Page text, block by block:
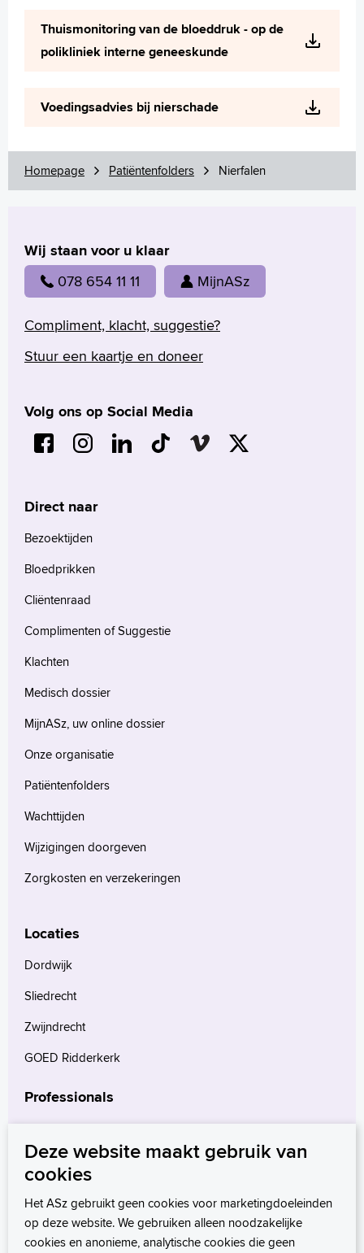
Thuismonitoring van de bloeddruk - op de
polikliniek interne geneeskunde
Voedingsadvies bij nierschade
Homepage Patiëntenfolders Nierfalen
Wij staan voor u klaar
078 654 11 11 MijnASz
Compliment, klacht, suggestie?
Stuur een kaartje en doneer
Volg ons op Social Media
Direct naar
Bezoektijden
Bloedprikken
Cliëntenraad
Complimenten of Suggestie
Klachten
Medisch dossier
MijnASz, uw online dossier
Onze organisatie
Patiëntenfolders
Wachttijden
Wijzigingen doorgeven
Zorgkosten en verzekeringen
Locaties
Dordwijk
Sliedrecht
Zwijndrecht
GOED Ridderkerk
Professionals
Verwijzers
Wetenschappelijk onderzoek
Deze website maakt gebruik van
cookies
Het ASz gebruikt geen cookies voor marketingdoeleinden
op deze website. We gebruiken alleen noodzakelijke
cookies en anonieme, analytische cookies die geen